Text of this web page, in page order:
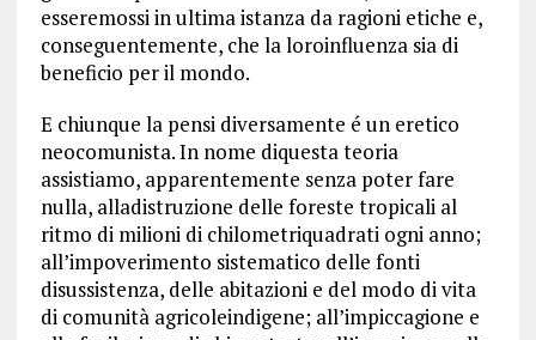
esseremossi in ultima istanza da ragioni etiche e,
conseguentemente, che la loroinfluenza sia di
beneficio per il mondo.
E chiunque la pensi diversamente é un eretico
neocomunista. In nome diquesta teoria
assistiamo, apparentemente senza poter fare
nulla, alladistruzione delle foreste tropicali al
ritmo di milioni di chilometriquadrati ogni anno;
all’impoverimento sistematico delle fonti
disussistenza, delle abitazioni e del modo di vita
di comunità agricoleindigene; all’impiccagione e